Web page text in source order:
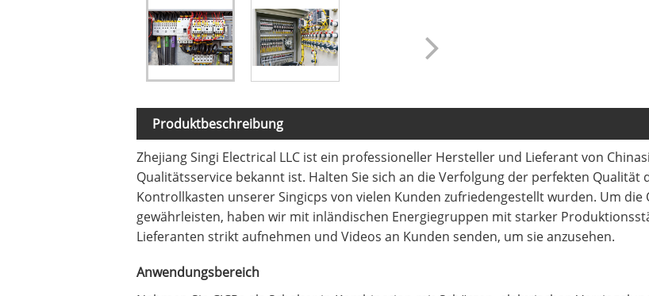
Produktbeschreibung
Zhejiang Singi Electrical LLC ist ein professioneller Hersteller und Lieferant von
Qualitätsservice bekannt ist. Halten Sie sich an die Verfolgung der perfekten
Kontrollkasten unserer Singicps von vielen Kunden zufriedengestellt wurden. Um
gewährleisten, haben wir mit inländischen Energiegruppen mit starker
Lieferanten strikt aufnehmen und Videos an Kunden senden, um sie anzusehen.
Anwendungsbereich